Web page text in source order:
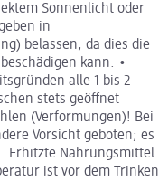
Sonnenlicht oder
in
belassen, da dies die
kann. •
alle 1 bis 2
stets geöffnet
(Verformungen)! Bei
Vorsicht geboten; es
Erhitzte Nahrungsmittel
ist vor dem Trinken